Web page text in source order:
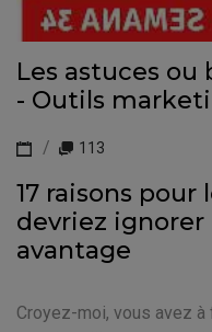
Les astuces
- Outils
113
17 raisons pour
devriez
avantage
Croyez-moi, vous avez à